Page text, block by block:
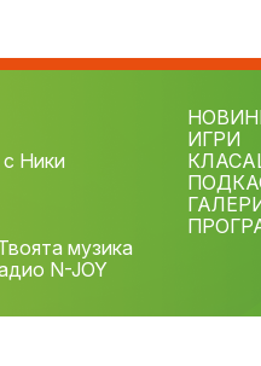
Ники
музика
N-JOY
ИГРИ